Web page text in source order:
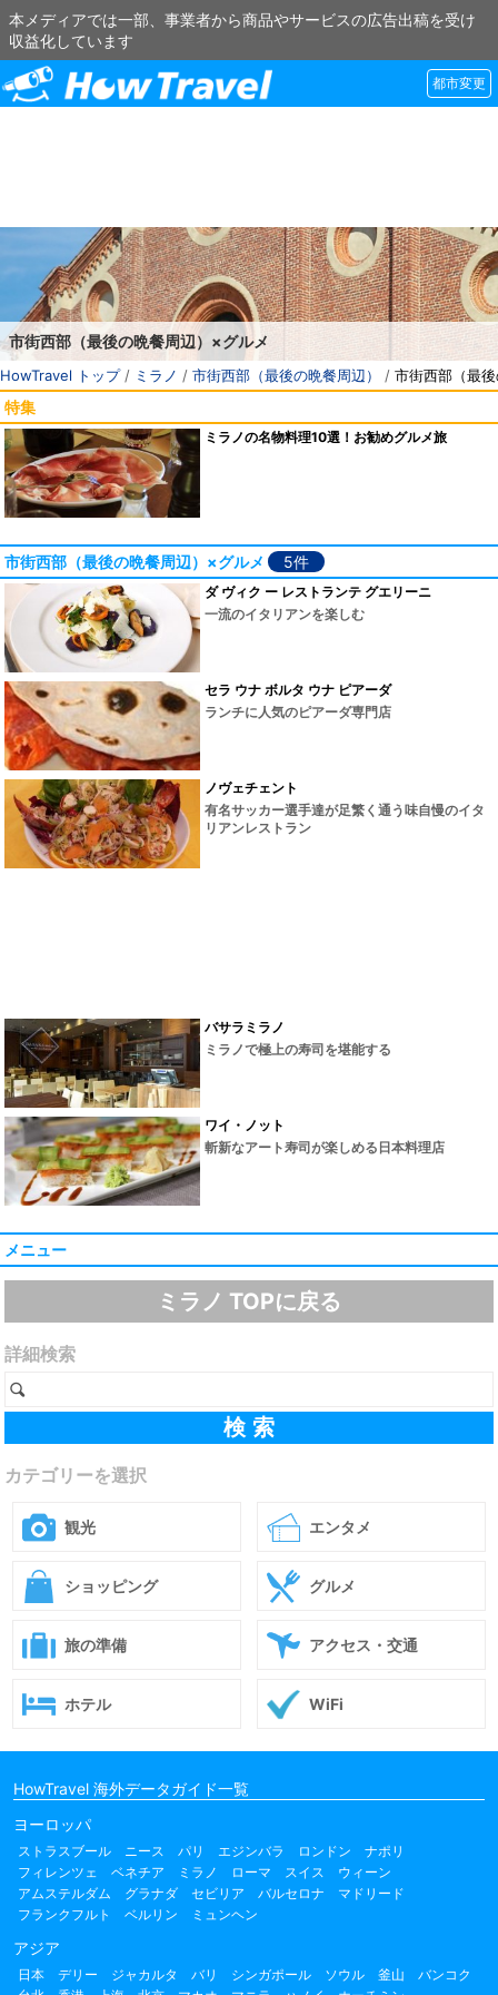
本メディアでは一部、事業者から商品やサービスの広告出稿を受け
収益化しています
都市変更
市街西部（最後の晩餐周辺）×グルメ
HowTravel トップ/ ミラノ / 市街西部（最後の晩餐周辺） / 市街西部（最
特集
ミラノの名物料理10選！お勧めグルメ旅
市街西部（最後の晩餐周辺）×グルメ 5件
ダ ヴィク ー レストランテ グエリーニ
一流のイタリアンを楽しむ
セラ ウナ ボルタ ウナ ピアーダ
ランチに人気のピアーダ専門店
ノヴェチェント
有名サッカー選手達が足繁く通う味自慢のイタ
リアンレストラン
バサラミラノ
ミラノで極上の寿司を堪能する
ワイ・ノット
斬新なアート寿司が楽しめる日本料理店
メニュー
ミラノ TOPに戻る
詳細検索
カテゴリーを選択
観光 エンタメ
ショッピング グルメ
旅の準備 アクセス・交通
ホテル WiFi
HowTravel 海外データガイド一覧
ヨーロッパ
ストラスブール ニース パリ エジンバラ ロンドン
ナポリ
フィレンツェ
ベネチア ミラノ ローマ スイス
ウィーン
アムステルダム
グラナダ セビリア バルセロナ
マドリード
フランクフルト
ベルリン ミュンヘン
アジア
日本 デリー ジャカルタ バリ シンガポール ソウル 釜山
バンコク